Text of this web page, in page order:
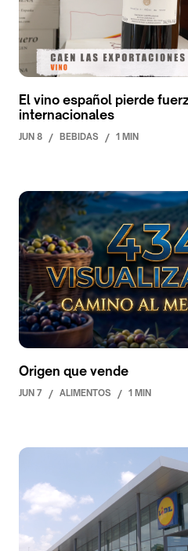
El vino español pierde
internacionales
JUN 8 / BEBIDAS / 1 MIN
Origen que vende
JUN 7 / ALIMENTOS / 1 MIN